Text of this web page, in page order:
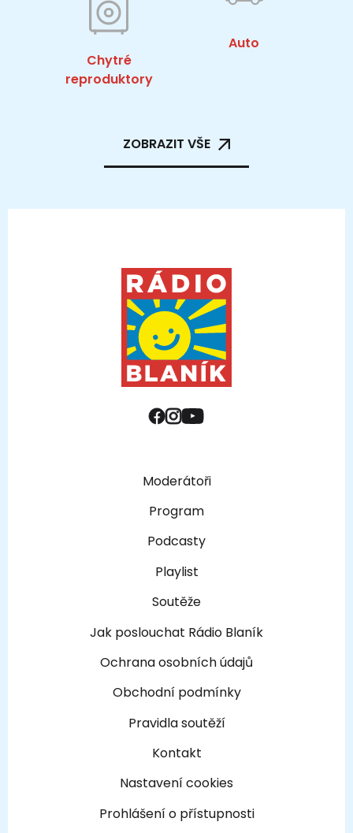
Chytré
reproduktory
Auto
ZOBRAZIT VŠE
Moderátoři
Program
Podcasty
Playlist
Soutěže
Jak poslouchat Rádio Blaník
Ochrana osobních údajů
Obchodní podmínky
Pravidla soutěží
Kontakt
Nastavení cookies
Prohlášení o přístupnosti